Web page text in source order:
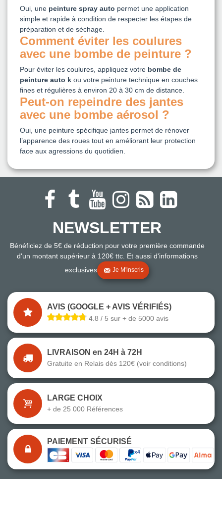
Oui, une peinture spray auto permet une application
simple et rapide à condition de respecter les étapes de
préparation et de séchage.
Comment éviter les coulures
avec une bombe de peinture ?
Pour éviter les coulures, appliquez votre bombe de
peinture auto k ou votre peinture technique en couches
fines et régulières à environ 20 à 30 cm de distance.
Peut-on repeindre des jantes
avec une bombe aérosol ?
Oui, une peinture spécifique jantes permet de rénover
l’apparence des roues tout en améliorant leur protection
face aux agressions du quotidien.
NEWSLETTER
Bénéficiez de 5€ de réduction pour votre première commande
d'un montant supérieur à 120€ ttc. Et aussi d'informations
exclusives
Je M'inscris
AVIS (GOOGLE + AVIS VÉRIFIÉS)
4.8 / 5 sur + de 5000 avis
LIVRAISON en 24H à 72H
Gratuite en Relais dès 120€ (voir conditions)
LARGE CHOIX
+ de 25 000 Références
PAIEMENT SÉCURISÉ